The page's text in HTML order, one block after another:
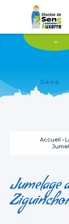
navigation
Accueil ›
Jumelage